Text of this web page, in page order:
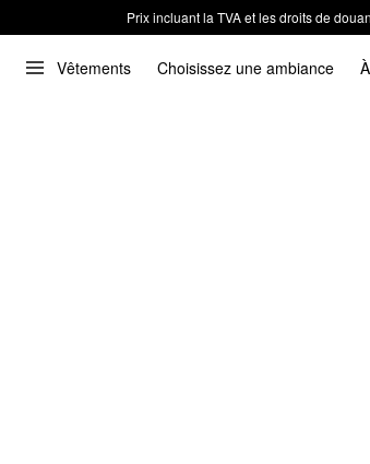
Prix incluant la TVA et les droits de
Vêtements Choisissez une ambiance